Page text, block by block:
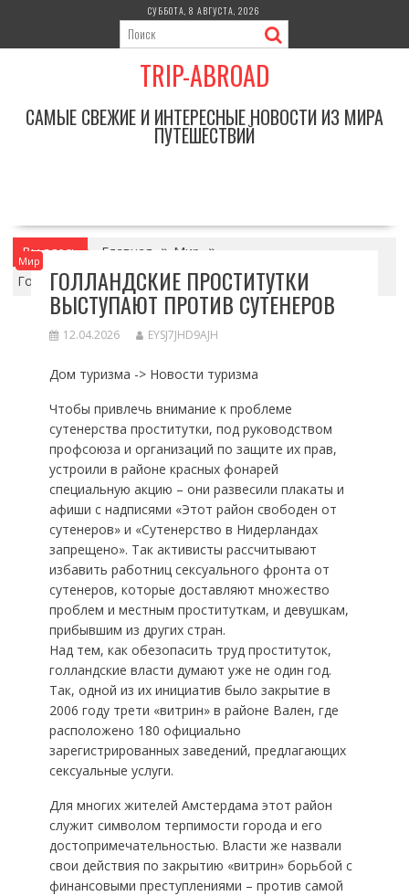
содержимому
СУББОТА, 8 АВГУСТА, 2026
TRIP-ABROAD
САМЫЕ СВЕЖИЕ И ИНТЕРЕСНЫЕ НОВОСТИ ИЗ МИРА
ПУТЕШЕСТВИЙ
Вы здесь Главная
Мир
Голландские проститутки выступают против сутенеров
Мир
ГОЛЛАНДСКИЕ ПРОСТИТУТКИ
ВЫСТУПАЮТ ПРОТИВ СУТЕНЕРОВ
12.04.2026 EYSJ7JHD9AJH
Дом туризма -> Новости туризма
Чтобы привлечь внимание к проблеме
сутенерства проститутки, под руководством
профсоюза и организаций по защите их прав,
устроили в районе красных фонарей
специальную акцию – они развесили плакаты и
афиши с надписями «Этот район свободен от
сутенеров» и «Сутенерство в Нидерландах
запрещено». Так активисты рассчитывают
избавить работниц сексуального фронта от
сутенеров, которые доставляют множество
проблем и местным проституткам, и девушкам,
прибывшим из других стран.
Над тем, как обезопасить труд проституток,
голландские власти думают уже не один год.
Так, одной из их инициатив было закрытие в
2006 году трети «витрин» в районе Вален, где
расположено 180 официально
зарегистрированных заведений, предлагающих
сексуальные услуги.
Для многих жителей Амстердама этот район
служит символом терпимости города и его
достопримечательностью. Власти же назвали
свои действия по закрытию «витрин» борьбой с
финансовыми преступлениями – против самой